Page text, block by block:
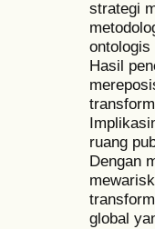
strategi
ontologis
Hasil
ruang
Dengan
global